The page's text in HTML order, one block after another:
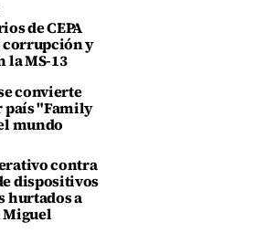
de CEPA
corrupción y
la MS-13
convierte
país "Family
mundo
contra
dispositivos
hurtados a
Miguel